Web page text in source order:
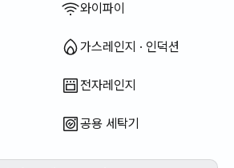
와이파이
가스레인지 · 인덕션
전자레인지
공용 세탁기